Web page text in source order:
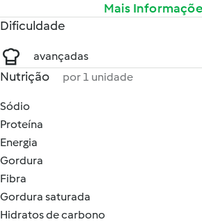
Mais
Dificuldade
avançadas
Nutrição por 1 unidade
Sódio
Proteína
Energia
Gordura
Fibra
Gordura saturada
Hidratos de carbono